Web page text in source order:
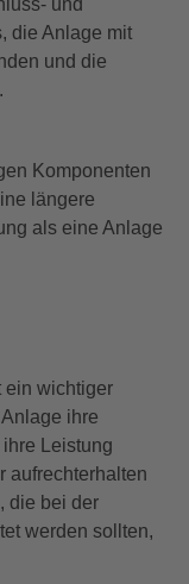
die Anlage mit
und die
Komponenten
längere
als eine Anlage
ein wichtiger
ihre
Leistung
aufrechterhalten
die bei der
werden sollten,